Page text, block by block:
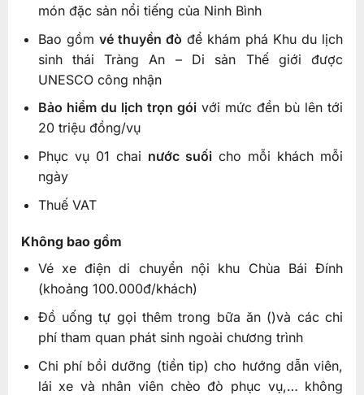
món đặc sản nổi tiếng của Ninh Bình
Bao gồm vé thuyền đò để khám phá Khu du lịch
sinh thái Tràng An – Di sản Thế giới được
UNESCO công nhận
Bảo hiểm du lịch trọn góivới mức đền bù lên tới
20 triệu đồng/vụ
Phục vụ 01 chai nước suốicho mỗi khách mỗi
ngày
Thuế VAT
Không bao gồm
Vé xe điện di chuyển nội khu Chùa Bái Đính
(khoảng 100.000đ/khách)
Đồ uống tự gọi thêm trong bữa ăn ()và các chi
phí tham quan phát sinh ngoài chương trình
Chi phí bồi dưỡng (tiền tip) cho hướng dẫn viên,
lái xe và nhân viên chèo đò phục vụ,… không